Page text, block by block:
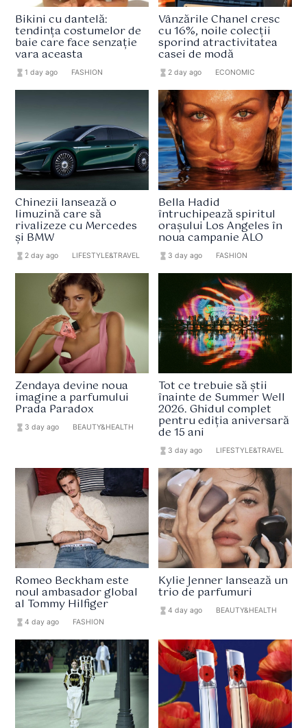
Bikini cu dantelă:
tendința costumelor de
baie care face senzație
vara aceasta
hourglass_full1 day ago FASHION
Vânzările Chanel cresc
cu 16%, noile colecții
sporind atractivitatea
casei de modă
hourglass_full 2 day ago ECONOMIC
Chinezii lansează o
limuzină care să
rivalizeze cu Mercedes
și BMW
hourglass_full 2 day ago LIFESTYLE&TRAVEL
Bella Hadid
întruchipează spiritul
orașului Los Angeles în
noua campanie ALO
hourglass_full 3 day ago FASHION
Zendaya devine noua
imagine a parfumului
Prada Paradox
hourglass_full 3 day ago BEAUTY&HEALTH
Tot ce trebuie să știi
înainte de Summer Well
2026. Ghidul complet
pentru ediția aniversară
de 15 ani
hourglass_full 3 day ago LIFESTYLE&TRAVEL
Romeo Beckham este
noul ambasador global
al Tommy Hilfiger
hourglass_full4 day ago FASHION
Kylie Jenner lansează un
trio de parfumuri
hourglass_full 4 day ago BEAUTY&HEALTH